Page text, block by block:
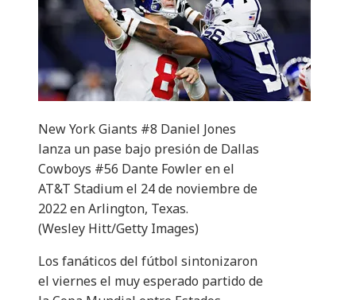
New York Giants #8 Daniel Jones
lanza un pase bajo presión de Dallas
Cowboys #56 Dante Fowler en el
AT&T Stadium el 24 de noviembre de
2022 en Arlington, Texas.
(Wesley Hitt/Getty Images)
Los fanáticos del fútbol sintonizaron
el viernes el muy esperado partido de